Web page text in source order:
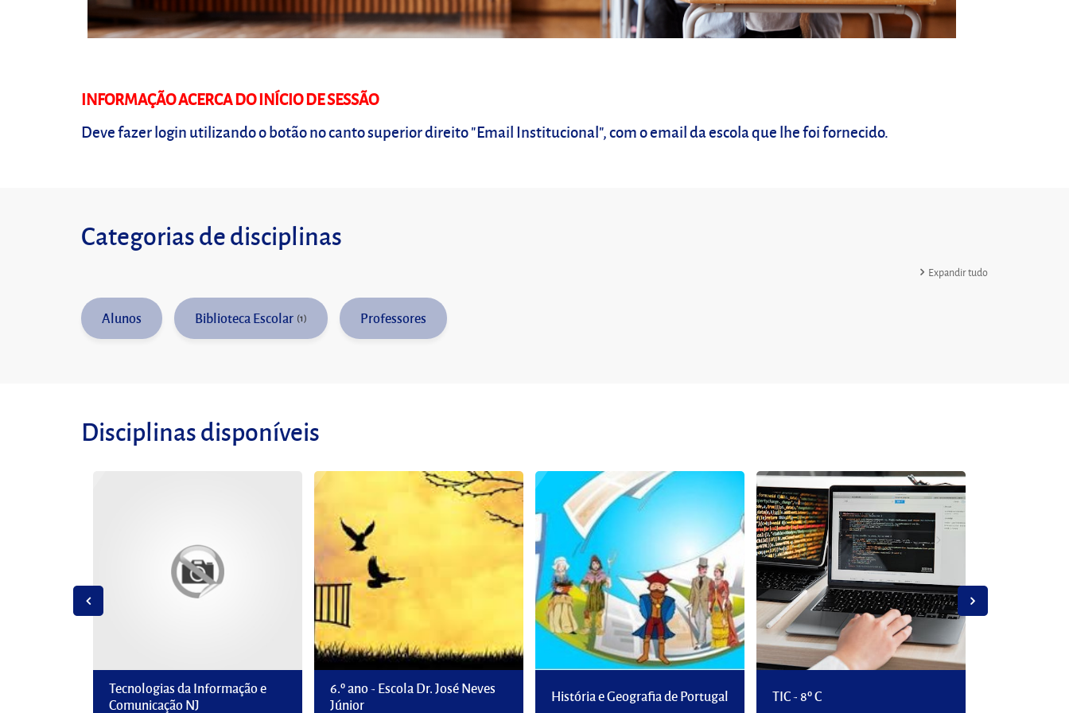
INFORMAÇÃO ACERCA DO INÍCIO DE SESSÃO
Deve fazer login utilizando o botão no canto superior direito "Email Institucional", com o email da escola que lhe foi fornecido.
Categorias de disciplinas
Expandir tudo
Alunos Biblioteca Escolar (1) Professores
Disciplinas disponíveis
Tecnologias da Informação e
Comunicação NJ
6.º ano - Escola Dr. José Neves
Júnior
História e Geografia de Portugal TIC - 8º C